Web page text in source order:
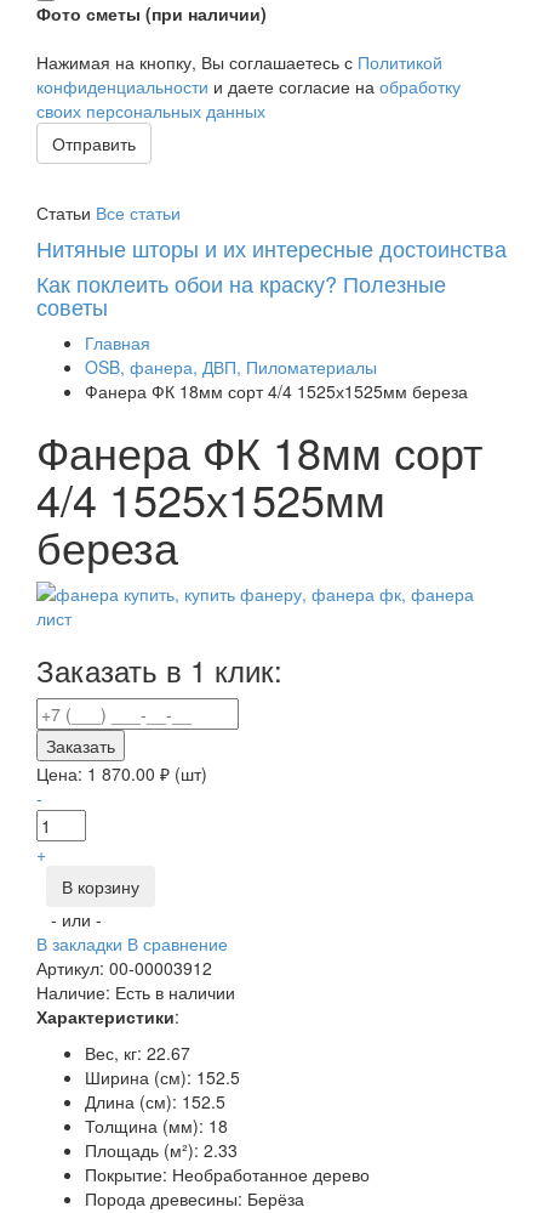
Фото сметы (при наличии)
Нажимая на кнопку, Вы соглашаетесь с Политикой
конфиденциальности и даете согласие на обработку
своих персональных данных
Отправить
Статьи Все статьи
Нитяные шторы и их интересные достоинства
Как поклеить обои на краску? Полезные
советы
Главная
OSB, фанера, ДВП, Пиломатериалы
Фанера ФК 18мм сорт 4/4 1525х1525мм береза
Фанера ФК 18мм сорт
4/4 1525х1525мм
береза
Заказать в 1 клик:
Заказать
Цена: 1 870.00 ₽ (шт)
-
+
В корзину
- или -
В закладки В сравнение
Артикул: 00-00003912
Наличие: Есть в наличии
Характеристики:
Вес, кг: 22.67
Ширина (см): 152.5
Длина (см): 152.5
Толщина (мм): 18
Площадь (м²): 2.33
Покрытие: Необработанное дерево
Порода древесины: Берёза